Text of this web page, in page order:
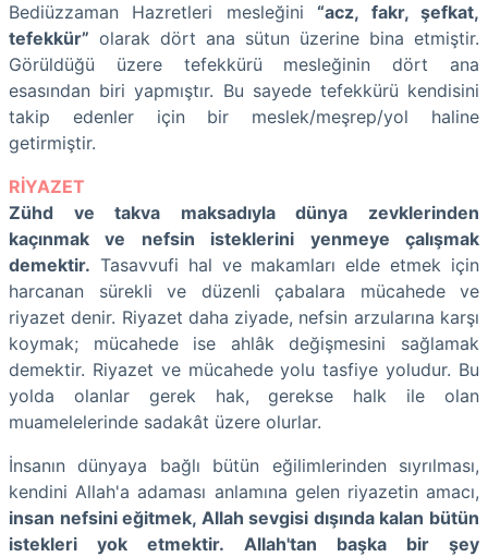
Bediüzzaman Hazretleri mesleğini “acz, fakr, şefkat,
tefekkür” olarak dört ana sütun üzerine bina etmiştir.
Görüldüğü üzere tefekkürü mesleğinin dört ana
esasından biri yapmıştır. Bu sayede tefekkürü kendisini
takip edenler için bir meslek/meşrep/yol haline
getirmiştir.
RİYAZET
Zühd ve takva maksadıyla dünya zevklerinden
kaçınmak ve nefsin isteklerini yenmeye çalışmak
demektir. Tasavvufi hal ve makamları elde etmek için
harcanan sürekli ve düzenli çabalara mücahede ve
riyazet denir. Riyazet daha ziyade, nefsin arzularına karşı
koymak; mücahede ise ahlâk değişmesini sağlamak
demektir. Riyazet ve mücahede yolu tasfiye yoludur. Bu
yolda olanlar gerek hak, gerekse halk ile olan
muamelelerinde sadakât üzere olurlar.
İnsanın dünyaya bağlı bütün eğilimlerinden sıyrılması,
kendini Allah'a adaması anlamına gelen riyazetin amacı,
insan nefsini eğitmek, Allah sevgisi dışında kalan bütün
istekleri yok etmektir. Allah'tan başka bir şey